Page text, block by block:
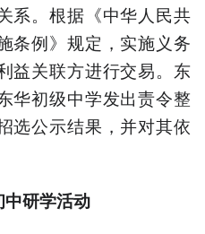
系。根据《中华人民共
条例》规定，实施义务
益关联方进行交易。东
华初级中学发出责令整
选公示结果，并对其依
研学活动